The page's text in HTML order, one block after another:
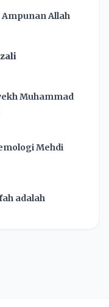
Allah
Muhammad
Mehdi
adalah